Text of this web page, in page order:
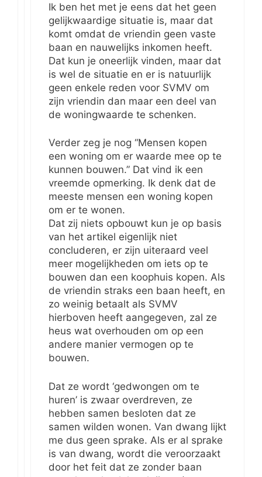
Ik ben het met je eens dat het geen
gelijkwaardige situatie is, maar dat
komt omdat de vriendin geen vaste
baan en nauwelijks inkomen heeft.
Dat kun je oneerlijk vinden, maar dat
is wel de situatie en er is natuurlijk
geen enkele reden voor SVMV om
zijn vriendin dan maar een deel van
de woningwaarde te schenken.
Verder zeg je nog “Mensen kopen
een woning om er waarde mee op te
kunnen bouwen.” Dat vind ik een
vreemde opmerking. Ik denk dat de
meeste mensen een woning kopen
om er te wonen.
Dat zij niets opbouwt kun je op basis
van het artikel eigenlijk niet
concluderen, er zijn uiteraard veel
meer mogelijkheden om iets op te
bouwen dan een koophuis kopen. Als
de vriendin straks een baan heeft, en
zo weinig betaalt als SVMV
hierboven heeft aangegeven, zal ze
heus wat overhouden om op een
andere manier vermogen op te
bouwen.
Dat ze wordt ‘gedwongen om te
huren’ is zwaar overdreven, ze
hebben samen besloten dat ze
samen wilden wonen. Van dwang lijkt
me dus geen sprake. Als er al sprake
is van dwang, wordt die veroorzaakt
door het feit dat ze zonder baan